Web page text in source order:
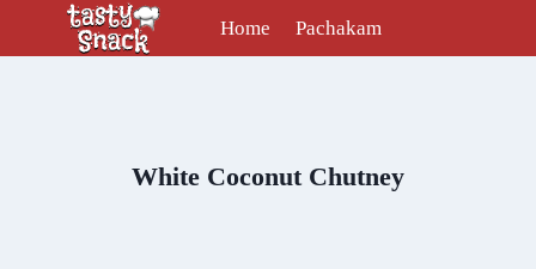
Home Pachakam
White Coconut Chutney